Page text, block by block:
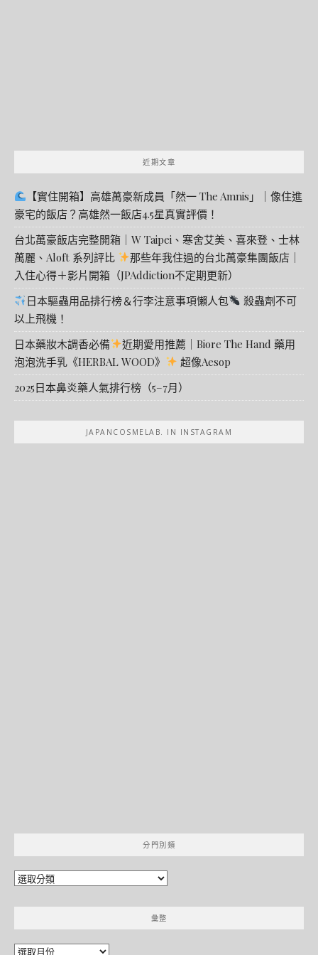
近期文章
【實住開箱】高雄萬豪新成員「然一 The Amnis」｜像住進
豪宅的飯店？高雄然一飯店4.5星真實評價！
台北萬豪飯店完整開箱｜W Taipei、寒舍艾美、喜來登、士林
萬麗、Aloft 系列評比
那些年我住過的台北萬豪集團飯店｜
入住心得＋影片開箱（JPAddiction不定期更新）
日本驅蟲用品排行榜＆行李注意事項懶人包
殺蟲劑不可
以上飛機！
日本藥妝木調香必備
近期愛用推薦｜Biore The Hand 藥用
泡泡洗手乳《HERBAL WOOD》
超像Aesop
2025日本鼻炎藥人氣排行榜（5–7月）
JAPANCOSMELAB. IN INSTAGRAM
分門別類
分
別
彙整
彙